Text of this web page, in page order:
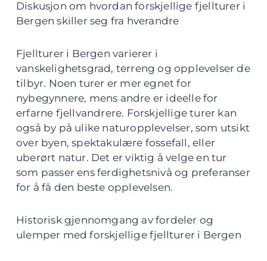
Diskusjon om hvordan forskjellige fjellturer i
Bergen skiller seg fra hverandre
Fjellturer i Bergen varierer i
vanskelighetsgrad, terreng og opplevelser de
tilbyr. Noen turer er mer egnet for
nybegynnere, mens andre er ideelle for
erfarne fjellvandrere. Forskjellige turer kan
også by på ulike naturopplevelser, som utsikt
over byen, spektakulære fossefall, eller
uberørt natur. Det er viktig å velge en tur
som passer ens ferdighetsnivå og preferanser
for å få den beste opplevelsen.
Historisk gjennomgang av fordeler og
ulemper med forskjellige fjellturer i Bergen